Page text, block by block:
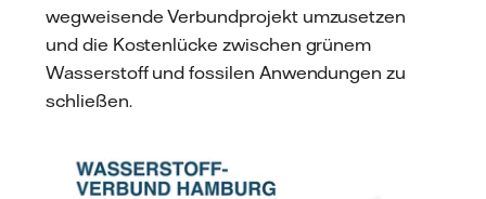
wegweisende Verbundprojekt umzusetzen
und die Kostenlücke zwischen grünem
Wasserstoff und fossilen Anwendungen zu
schließen.